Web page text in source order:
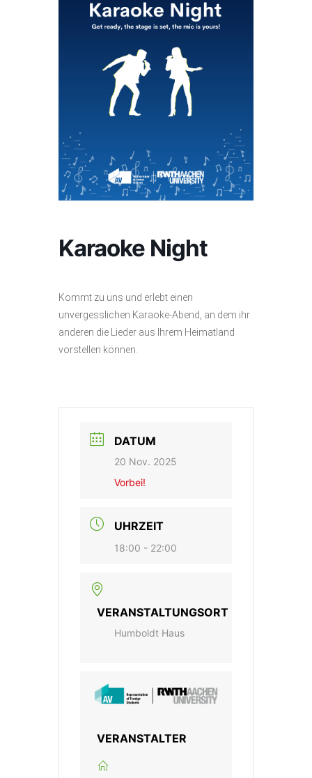
Karaoke Night
Kommt zu uns und erlebt einen
unvergesslichen Karaoke-Abend, an dem ihr
anderen die Lieder aus Ihrem Heimatland
vorstellen können.
DATUM
20 Nov. 2025
Vorbei!
UHRZEIT
18:00 - 22:00
VERANSTALTUNGSORT
Humboldt Haus
VERANSTALTER